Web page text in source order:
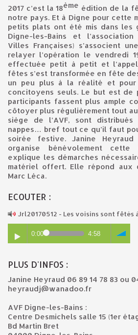
2017 c’est la 18ème édition de la
notre pays. Et à Digne pour cette
petits plats ont été mis dans
Digne-les-Bains et
Villes Françaises) s’associent
relayer l’opération le vendredi
effectuée petit à petit et
fêtes s’est transformée en fête
un peu plus à la réalité et pour
concitoyens seuls. Le but est de
participants fassent plus ample
côtoyer plus régulièrement tout au
siège de l’AVF, sont
nappes… bref tout ce qu’il faut
soirée festive. Janine
organise bénévolement cette
explique les démarches
matériel offert. Elle répond aux
Marc Léca.
ECOUTER :
Jrl20170512 - Les voisins sont fêtés
0:00 4:58
PLUS D'INFOS :
Janine Heyraud 06 89 14 78 83 ou 04 92 31 45 70
heyraudj@wanadoo.fr
AVF Digne-les-Bains :
Centre Desmichels salle 15 (1er
Bd Martin Bret